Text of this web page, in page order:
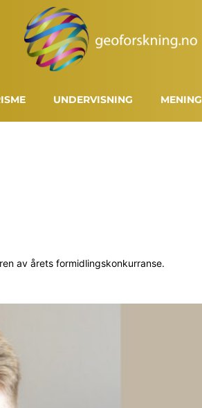
UNDERVISNING MENING
av årets formidlingskonkurranse.